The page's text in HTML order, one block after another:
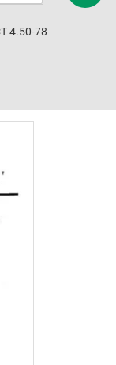
4.50-78